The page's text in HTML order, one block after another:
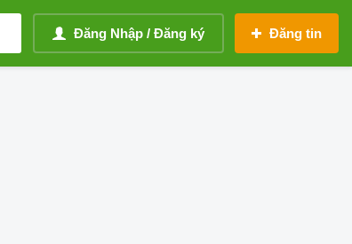
Đăng Nhập / Đăng ký Đăng tin